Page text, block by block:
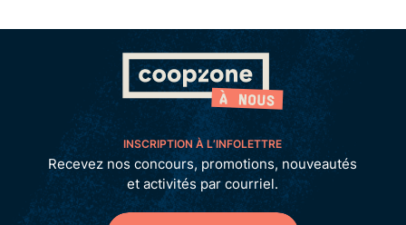
INSCRIPTION À L’INFOLETTRE
Recevez nos concours, promotions, nouveautés
et activités par courriel.